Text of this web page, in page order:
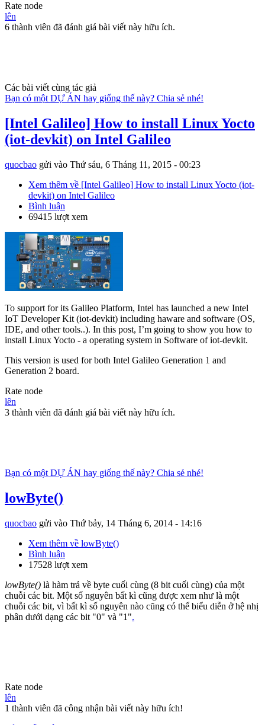
Rate node
lên
6 thành viên đã đánh giá bài viết này hữu ích.
Các bài viết cùng tác giả
Bạn có một DỰ ÁN hay giống thế này? Chia sẻ nhé!
[Intel Galileo] How to install Linux Yocto
(iot-devkit) on Intel Galileo
quocbao gửi vào Thứ sáu, 6 Tháng 11, 2015 - 00:23
Xem thêm về [Intel Galileo] How to install Linux Yocto (iot-
devkit) on Intel Galileo
Bình luận
69415 lượt xem
To support for its Galileo Platform, Intel has launched a new Intel
IoT Developer Kit (iot-devkit) including haware and software (OS,
IDE, and other tools..). In this post, I’m going to show you how to
install Linux Yocto - a operating system in Software of iot-devkit.
This version is used for both Intel Galileo Generation 1 and
Generation 2 board.
Rate node
lên
3 thành viên đã đánh giá bài viết này hữu ích.
Bạn có một DỰ ÁN hay giống thế này? Chia sẻ nhé!
lowByte()
quocbao gửi vào Thứ bảy, 14 Tháng 6, 2014 - 14:16
Xem thêm về lowByte()
Bình luận
17528 lượt xem
lowByte() là hàm trả về byte cuối cùng (8 bit cuối cùng) của một
chuỗi các bit. Một số nguyên bất kì cũng được xem như là một
chuỗi các bit, vì bất kì số nguyên nào cũng có thể biểu diễn ở hệ nhị
phân dưới dạng các bit "0" và "1".
Rate node
lên
1 thành viên đã công nhận bài viết này hữu ích!